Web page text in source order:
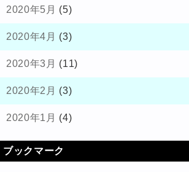
2020年5月 (5)
2020年4月 (3)
2020年3月 (11)
2020年2月 (3)
2020年1月 (4)
ブックマーク